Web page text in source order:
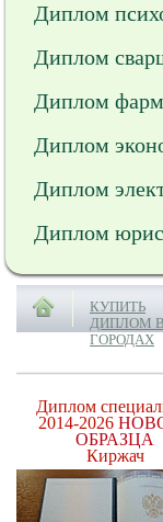
Диплом
Диплом
Диплом
Диплом
Диплом
Диплом
КУПИТЬ
ДИПЛОМ В
ГОРОДАХ
Диплом
2014-2026
ОБРАЗЦА
Киржач